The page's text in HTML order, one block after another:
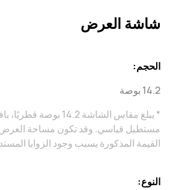
شاشة العرض
الحجم:
14.2 بوصة
* يبلغ مقاس الشاشة 14.2
مستطيل قياسي. وقد تكون مساحة العرض
القيمة المذكورة بسبب وجود الزوايا
النوع: